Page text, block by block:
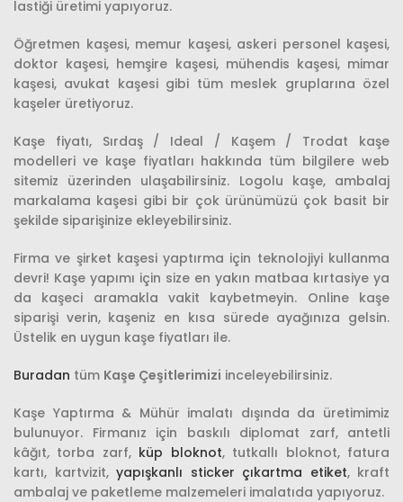
lastiği üretimi yapıyoruz.
Öğretmen kaşesi, memur kaşesi, askeri personel kaşesi,
doktor kaşesi, hemşire kaşesi, mühendis kaşesi, mimar
kaşesi, avukat kaşesi gibi tüm meslek gruplarına özel
kaşeler üretiyoruz.
Kaşe fiyatı, Sırdaş / Ideal / Kaşem / Trodat kaşe
modelleri ve kaşe fiyatları hakkında tüm bilgilere web
sitemiz üzerinden ulaşabilirsiniz. Logolu kaşe, ambalaj
markalama kaşesi gibi bir çok ürünümüzü çok basit bir
şekilde siparişinize ekleyebilirsiniz.
Firma ve şirket kaşesi yaptırma için teknolojiyi kullanma
devri! Kaşe yapımı için size en yakın matbaa kırtasiye ya
da kaşeci aramakla vakit kaybetmeyin. Online kaşe
siparişi verin, kaşeniz en kısa sürede ayağınıza gelsin.
Üstelik en uygun kaşe fiyatları ile.
Buradan tüm Kaşe Çeşitlerimizi inceleyebilirsiniz.
Kaşe Yaptırma & Mühür imalatı dışında da üretimimiz
bulunuyor. Firmanız için baskılı diplomat zarf, antetli
kâğıt, torba zarf, küp bloknot, tutkallı bloknot, fatura
kartı, kartvizit, yapışkanlı sticker çıkartma etiket, kraft
ambalaj ve paketleme malzemeleri imalatıda yapıyoruz.